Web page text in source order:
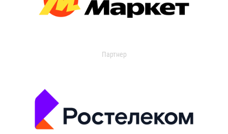
Партнер